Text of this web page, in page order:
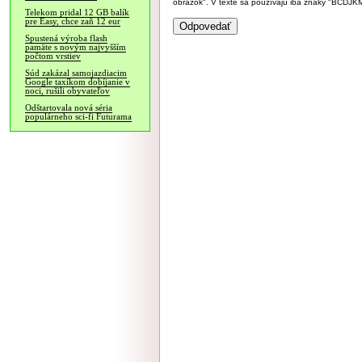
Telekom pridal 12 GB balík
pre Easy, chce zaň 12 eur
Spustená výroba flash
pamäte s novým najvyšším
počtom vrstiev
Súd zakázal samojazdiacim
Google taxíkom dobíjanie v
noci, rušili obyvateľov
Odštartovala nová séria
populárneho sci-fi Futurama
obrázok". V texte sa používajú iba znaky